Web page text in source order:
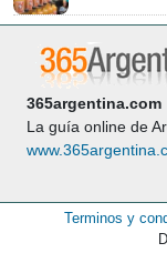
365argentina.com
La guía online de
Terminos y